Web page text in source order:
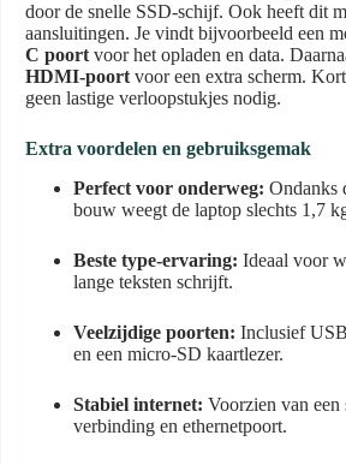
door de snelle SSD-schijf. Ook heeft dit
aansluitingen. Je vindt bijvoorbeeld een
C poort voor het opladen en data.
HDMI-poort voor een extra scherm.
geen lastige verloopstukjes nodig.
Extra voordelen en gebruiksgemak
Perfect voor onderweg: Ondanks
bouw weegt de laptop slechts 1,7
Beste type-ervaring: Ideaal voor
lange teksten schrijft.
Veelzijdige poorten: Inclusief
en een micro-SD kaartlezer.
Stabiel internet: Voorzien van
verbinding en ethernetpoort.